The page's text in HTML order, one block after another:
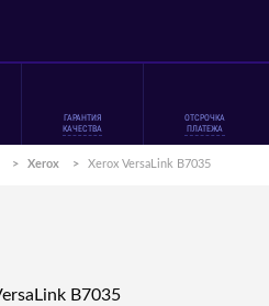
ГАРАНТИЯ
КАЧЕСТВА
ОТСРОЧКА
ПЛАТЕЖА
> Xerox > Xerox VersaLink B7035